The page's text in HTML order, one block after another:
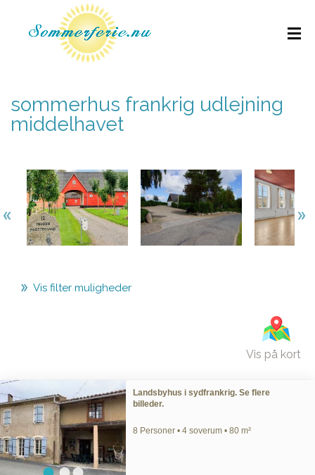
sommerhus frankrig udlejning
middelhavet
Vis filter muligheder
Vis på kort
Landsbyhus i sydfrankrig. Se flere
billeder.
8 Personer • 4 soverum • 80 m²